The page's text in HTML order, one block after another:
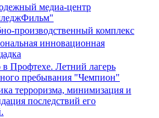
медиа-центр
производственный комплекс
инновационная
в Профтехе. Летний лагерь
пребывания "Чемпион"
терроризма, минимизация и
последствий его